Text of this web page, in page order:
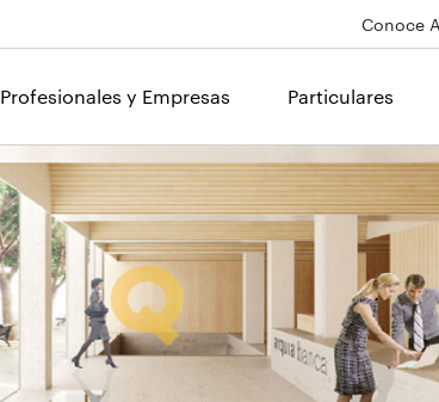
Conoce
Profesionales y Empresas Particulares